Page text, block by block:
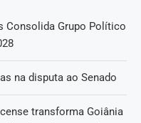
Consolida Grupo Político
na disputa ao Senado
transforma Goiânia